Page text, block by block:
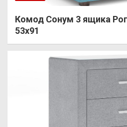
Комод Сонум 3 ящика
53х91